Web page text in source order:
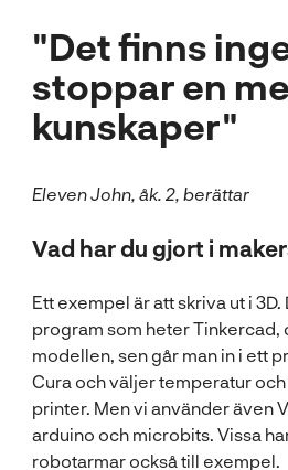
"Det finns
stoppar en
kunskaper"
Eleven John, åk. 2, berättar
Vad har du gjort i
Ett exempel är att skriva ut i
program som heter Tinkercad,
modellen, sen går man in i ett
Cura och väljer temperatur
printer. Men vi använder även
arduino och microbits. Vissa
robotarmar också till exempel.